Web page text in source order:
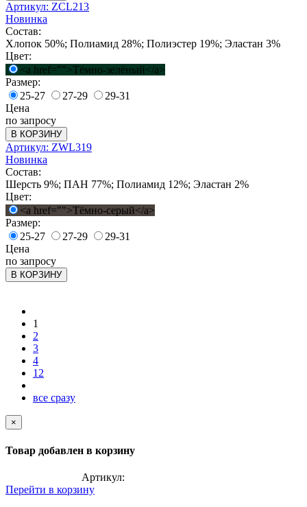
Артикул: ZCL213
Новинка
Состав:
Хлопок 50%; Полиамид 28%; Полиэстер 19%; Эластан 3%
Цвет:
<a href="">Тёмно-зелёный</a>
Размер:
25-27
27-29
29-31
Цена
по запросу
В КОРЗИНУ
Артикул: ZWL319
Новинка
Состав:
Шерсть 9%; ПАН 77%; Полиамид 12%; Эластан 2%
Цвет:
<a href="">Тёмно-серый</a>
Размер:
25-27
27-29
29-31
Цена
по запросу
В КОРЗИНУ
1
2
3
4
12
все сразу
×
Товар добавлен в корзину
Артикул:
Перейти в корзину